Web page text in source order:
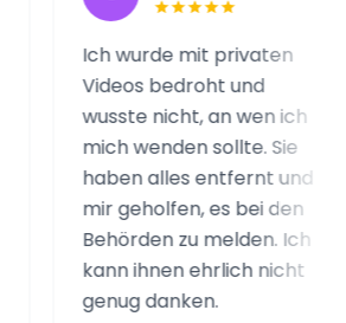
Ich wurde mit privaten
Videos bedroht und
wusste nicht, an wen ich
mich wenden sollte. Sie
haben alles entfernt und
mir geholfen, es bei den
Behörden zu melden. Ich
kann ihnen ehrlich nicht
genug danken.